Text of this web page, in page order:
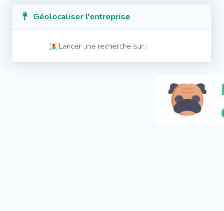
Géolocaliser l'entreprise
Lancer une recherche sur :